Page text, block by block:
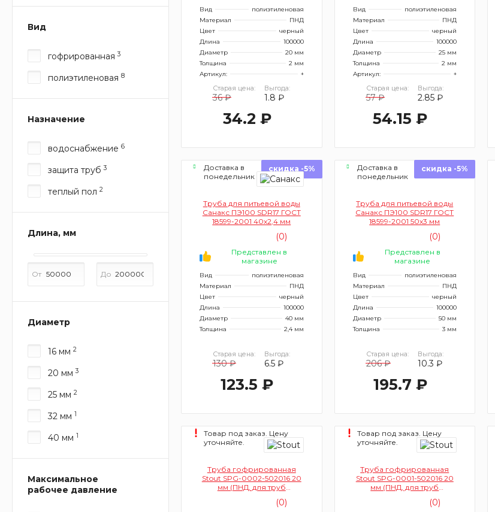
Вид
гофрированная3
полиэтиленовая 8
Назначение
водоснабжение 6
защита труб3
теплый пол 2
Длина, мм
От До
Диаметр
16 мм 2
20 мм3
25 мм 2
32 мм 1
40 мм 1
Максимальное
рабочее давление
Вид
полиэтиленовая
Материал
ПНД
Цвет
черный
Длина
100000
Диаметр
20 мм
Толщина
2 мм
Артикул:
+
Старая цена:
36 ₽
Выгода:
1.8 ₽
34.2 ₽
Вид
полиэтиленовая
Материал
ПНД
Цвет
черный
Длина
100000
Диаметр
25 мм
Толщина
2 мм
Артикул:
+
Старая цена:
57 ₽
Выгода:
2.85 ₽
54.15 ₽
Доставка в
понедельник
скидка -5%
Труба для питьевой воды
Санакс ПЭ100 SDR17 ГОСТ
18599-2001 40х2,4 мм
(0)
Представлен в
магазине
Вид
полиэтиленовая
Материал
ПНД
Цвет
черный
Длина
100000
Диаметр
40 мм
Толщина
2,4 мм
Старая цена:
130 ₽
Выгода:
6.5 ₽
123.5 ₽
Доставка в
понедельник
скидка -5%
Труба для питьевой воды
Санакс ПЭ100 SDR17 ГОСТ
18599-2001 50х3 мм
(0)
Представлен в
магазине
Вид
полиэтиленовая
Материал
ПНД
Цвет
черный
Длина
100000
Диаметр
50 мм
Толщина
3 мм
Старая цена:
206 ₽
Выгода:
10.3 ₽
195.7 ₽
Товар под заказ. Цену
уточняйте.
Труба гофрированная
Stout SPG-0002-502016 20
мм (ПНД, для труб
(0)
Товар под заказ. Цену
уточняйте.
Труба гофрированная
Stout SPG-0001-502016 20
мм (ПНД, для труб
(0)